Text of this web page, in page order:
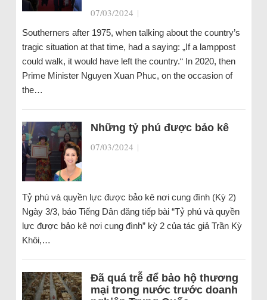
07/03/2024 |
Southerners after 1975, when talking about the country’s
tragic situation at that time, had a saying: „If a lamppost
could walk, it would have left the country.“ In 2020, then
Prime Minister Nguyen Xuan Phuc, on the occasion of
the…
Những tỷ phú được bảo kê
07/03/2024 |
Tỷ phú và quyền lực được bảo kê nơi cung đình (Kỳ 2)
Ngày 3/3, báo Tiếng Dân đăng tiếp bài “Tỷ phú và quyền
lực được bảo kê nơi cung đình” kỳ 2 của tác giả Trần Kỳ
Khôi,…
Đã quá trễ để bảo hộ thương
mại trong nước trước doanh